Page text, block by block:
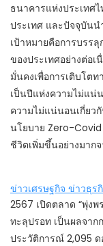
ธนาคารแห่งประเทศ
ประเทศ และปัจจุบัน
เป้าหมายคือการบรร
ของประเทศอย่างต่อ
มั่นคงเพื่อการเติบโตท
เป็นปีแห่งความไม่แน่
ความไม่แน่นอนเกี่ยว
นโยบาย Zero-Covid
ชีวิตเพิ่มขึ้นอย่างมาก
ข่าวเศรษฐกิจ ข่าวธุร
2567 เปิดตลาด “พุ่ง
ทะลุปรอท เป็นผลจาก
ประวัติการณ์ 2,095